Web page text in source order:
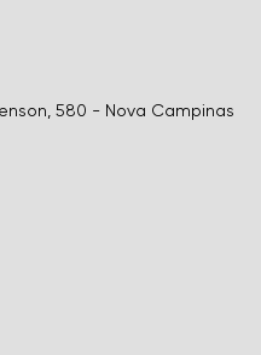
580 - Nova Campinas